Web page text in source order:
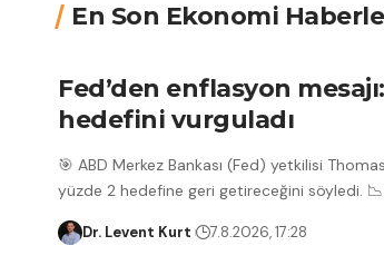
En Son Ekonomi
Fed’den enflasyon
hedefini vurguladı
🎯 ABD Merkez Bankası (Fed) yetkilisi
yüzde 2 hedefine geri getireceğini söyledi. 📉
Dr. Levent Kurt 7.8.2026, 17:28